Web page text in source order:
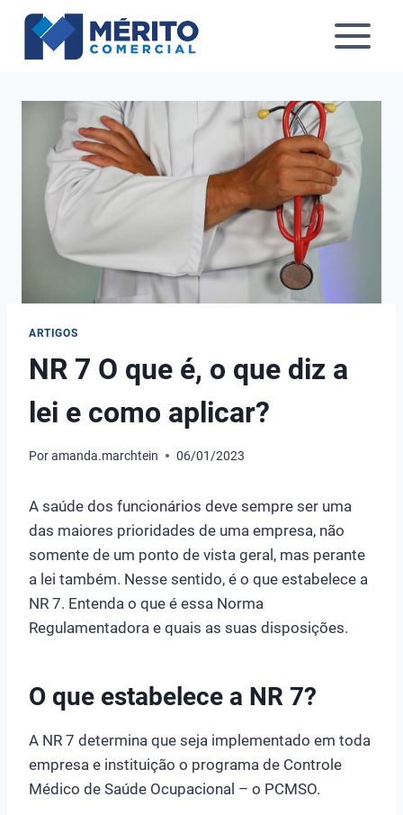
Pular
ARTIGOS
NR 7 O que é, o que diz a
lei e como aplicar?
Poramanda.marchtein 06/01/2023
A saúde dos funcionários deve sempre ser uma
das maiores prioridades de uma empresa, não
somente de um ponto de vista geral, mas perante
a lei também. Nesse sentido, é o que estabelece a
NR 7. Entenda o que é essa Norma
Regulamentadora e quais as suas disposições.
O que estabelece a NR 7?
A NR 7 determina que seja implementado em toda
empresa e instituição o programa de Controle
Médico de Saúde Ocupacional – o PCMSO.